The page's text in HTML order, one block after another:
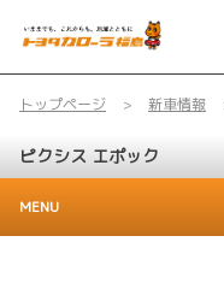
トップページ 新車情報
ピクシス エポック
MENU